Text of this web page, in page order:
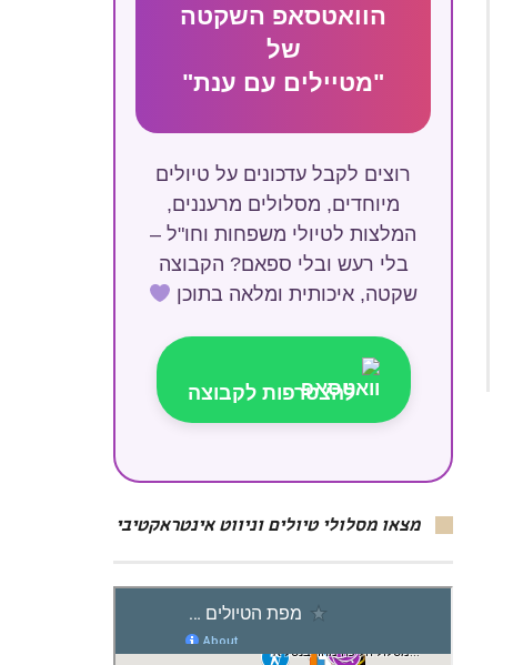
הוואטסאפ השקטה
של
"מטיילים עם ענת"
רוצים לקבל עדכונים על טיולים
מיוחדים, מסלולים מרעננים,
המלצות לטיולי משפחות וחו"ל –
בלי רעש ובלי ספאם? הקבוצה
שקטה, איכותית ומלאה בתוכן
להצטרפות לקבוצה
מצאו מסלולי טיולים וניווט אינטראקטיבי